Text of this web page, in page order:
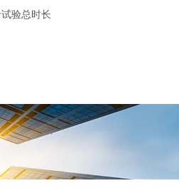
验总时长